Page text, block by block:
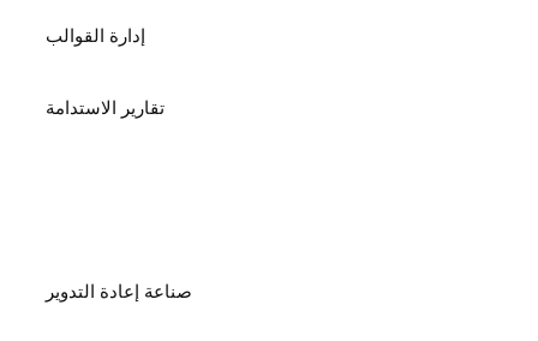
إدارة القوالب
تقارير الاستدامة
صناعة إعادة التدوير